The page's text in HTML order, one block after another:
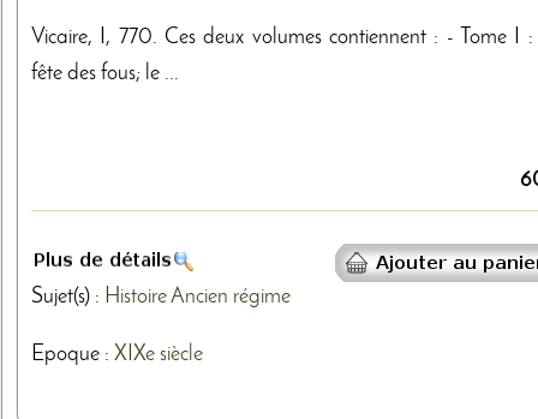
Vicaire, I, 770. Ces deux volumes contiennent : - Tome I
fête des fous; le ...
Sujet(s) : HistoireAncien régime
Epoque : XIXe siècle